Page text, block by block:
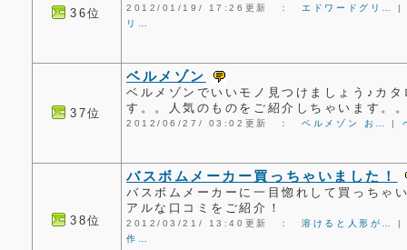
36位 2012/01/19/ 17:26更新 ： エドワードグリ…
リ…
37位
ベルメゾン
ベルメゾンでいいモノ見つけましょう♪カ
す。。人気のものをご紹介しちゃいます。
2012/06/27/ 03:02更新 ：ベルメゾン お… |
38位
バスボムメーカー買っちゃいました！
バスボムメーカーに一目惚れして買っちゃ
アルな口コミをご紹介！
2012/03/21/ 13:40更新 ：溶けると人形が…
作…